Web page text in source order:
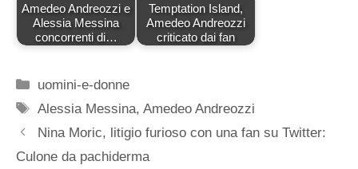
Amedeo Andreozzi e
Alessia Messina
concorrenti di…
Temptation Island,
Amedeo Andreozzi
criticato dai fan
Categorie
uomini-e-donne
Tag
Alessia Messina,Amedeo Andreozzi
Nina Moric, litigio furioso con una fan su Twitter:
Culone da pachiderma